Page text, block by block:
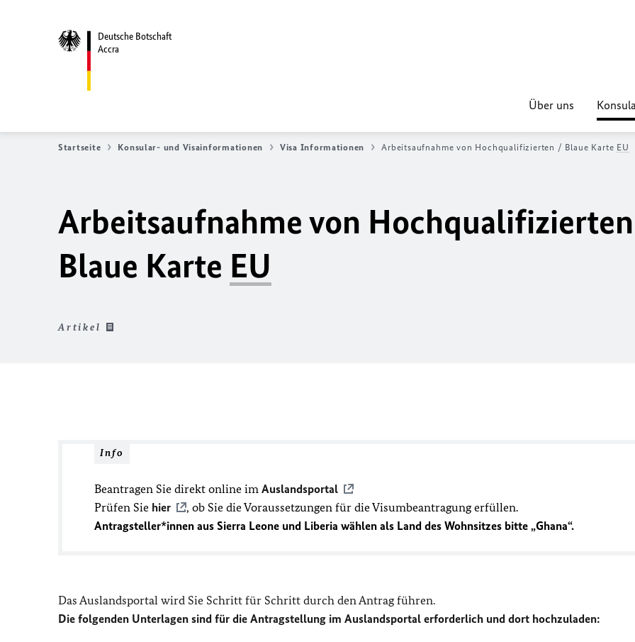
Deutsche Botschaft
Accra
Über uns
Startseite Konsular- und Visainformationen Visa Informationen Arbeitsaufnahme von Hochqualifizierten / Blaue Karte EU
Arbeitsaufnahme von
Blaue Karte EU
Artikel
Info
Beantragen Sie direkt online im Auslandsportal
Prüfen Sie hier
, ob Sie die Voraussetzungen für die Visumbeantragung erfüllen.
Antragsteller*innen aus Sierra Leone und Liberia wählen als Land des Wohnsitzes bitte „Ghana“.
Das Auslandsportal wird Sie Schritt für Schritt durch den Antrag führen.
Die folgenden Unterlagen sind für die Antragstellung im Auslandsportal erforderlich und dort hochzuladen: